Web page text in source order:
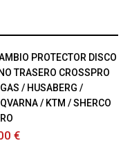
PROTECTOR DISCO
TRASERO CROSSPRO
/ HUSABERG /
/ KTM / SHERCO
€